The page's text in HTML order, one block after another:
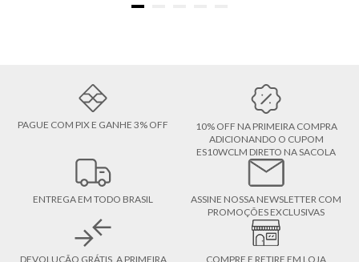
PAGUE COM PIX E GANHE 3% OFF
10% OFF NA PRIMEIRA COMPRA
ADICIONANDO O CUPOM
ES10WCLM DIRETO NA SACOLA
ENTREGA EM TODO BRASIL
ASSINE NOSSA NEWSLETTER COM
PROMOÇÕES EXCLUSIVAS
DEVOLUÇÃO GRÁTIS, A PRIMEIRA
COMPRE E RETIRE EM LOJA